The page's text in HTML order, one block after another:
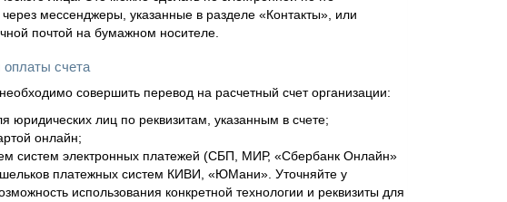
через мессенджеры, указанные в разделе «Контакты», или
почтой на бумажном носителе.
счета
совершить перевод на расчетный счет организации:
юридических лиц по реквизитам, указанным в счете;
онлайн;
систем электронных платежей (СБП, МИР, «Сбербанк Онлайн»
платежных систем КИВИ, «ЮМани». Уточняйте у
использования конкретной технологии и реквизиты для